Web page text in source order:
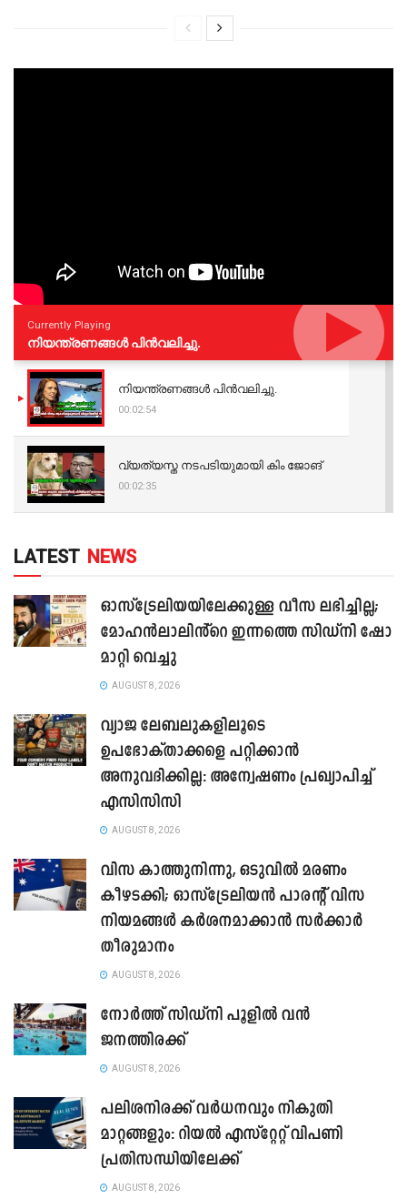
Currently Playing
നിയന്ത്രണങ്ങള്‍ പിന്‍വലിച്ചു.
നിയന്ത്രണങ്ങള്‍ പിന്‍വലിച്ചു.
00:02:54
വ്യത്യസ്ത നടപടിയുമായി കിം ജോങ്
00:02:35
LATEST NEWS
ഓസ്‌ട്രേലിയയിലേക്കുള്ള വീസ ലഭിച്ചില്ല;
മോഹൻലാലിൻ്റെ ഇന്നത്തെ സിഡ്നി ഷോ
മാറ്റി വെച്ചു
AUGUST 8, 2026
വ്യാജ ലേബലുകളിലൂടെ
ഉപഭോക്താക്കളെ പറ്റിക്കാൻ
അനുവദിക്കില്ല: അന്വേഷണം പ്രഖ്യാപിച്ച്
എസിസിസി
AUGUST 8, 2026
വിസ കാത്തുനിന്നു, ഒടുവിൽ മരണം
കീഴടക്കി; ഓസ്‌ട്രേലിയൻ പാരന്റ് വിസ
നിയമങ്ങൾ കർശനമാക്കാൻ സർക്കാർ
തീരുമാനം
AUGUST 8, 2026
നോർത്ത് സിഡ്നി പൂളിൽ വൻ
ജനത്തിരക്ക്
AUGUST 8, 2026
പലിശനിരക്ക് വർധനവും നികുതി
മാറ്റങ്ങളും: റിയൽ എസ്റ്റേറ്റ് വിപണി
പ്രതിസന്ധിയിലേക്ക്
AUGUST 8, 2026